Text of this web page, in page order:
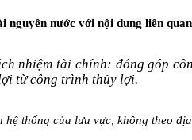
nguyên n­ước với nội dung liên
nhiệm tài chính: đóng góp
từ công trình thủy lợi.
hệ thống của l­ưu vực, không theo